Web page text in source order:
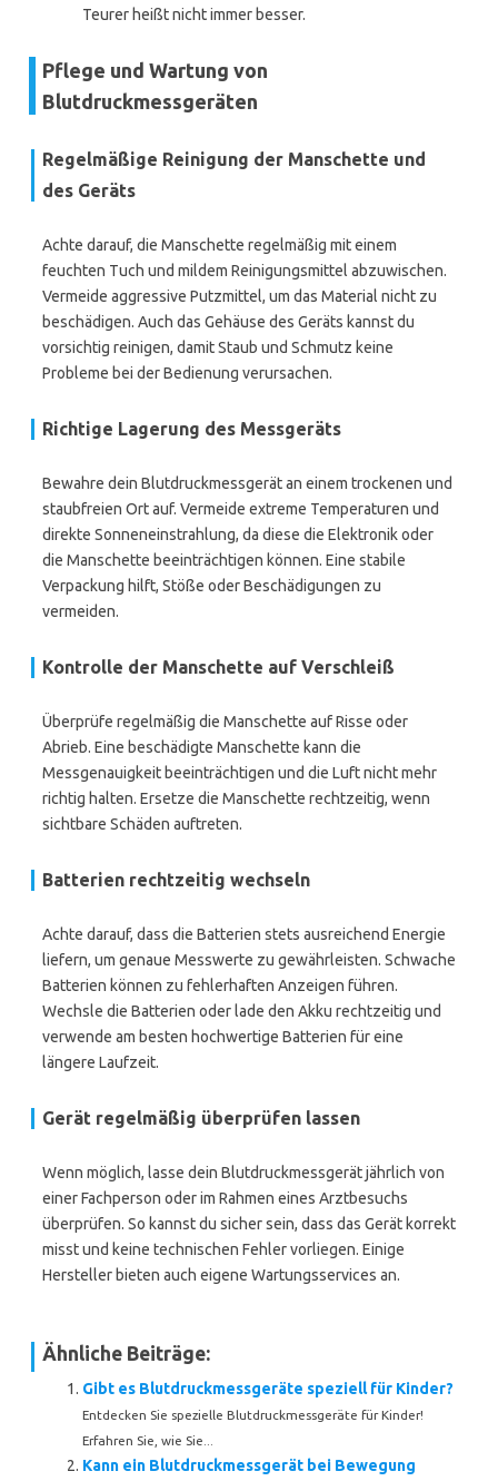
Teurer heißt nicht immer besser.
Pflege und Wartung von
Blutdruckmessgeräten
Regelmäßige Reinigung der Manschette und
des Geräts
Achte darauf, die Manschette regelmäßig mit einem
feuchten Tuch und mildem Reinigungsmittel abzuwischen.
Vermeide aggressive Putzmittel, um das Material nicht zu
beschädigen. Auch das Gehäuse des Geräts kannst du
vorsichtig reinigen, damit Staub und Schmutz keine
Probleme bei der Bedienung verursachen.
Richtige Lagerung des Messgeräts
Bewahre dein Blutdruckmessgerät an einem trockenen und
staubfreien Ort auf. Vermeide extreme Temperaturen und
direkte Sonneneinstrahlung, da diese die Elektronik oder
die Manschette beeinträchtigen können. Eine stabile
Verpackung hilft, Stöße oder Beschädigungen zu
vermeiden.
Kontrolle der Manschette auf Verschleiß
Überprüfe regelmäßig die Manschette auf Risse oder
Abrieb. Eine beschädigte Manschette kann die
Messgenauigkeit beeinträchtigen und die Luft nicht mehr
richtig halten. Ersetze die Manschette rechtzeitig, wenn
sichtbare Schäden auftreten.
Batterien rechtzeitig wechseln
Achte darauf, dass die Batterien stets ausreichend Energie
liefern, um genaue Messwerte zu gewährleisten. Schwache
Batterien können zu fehlerhaften Anzeigen führen.
Wechsle die Batterien oder lade den Akku rechtzeitig und
verwende am besten hochwertige Batterien für eine
längere Laufzeit.
Gerät regelmäßig überprüfen lassen
Wenn möglich, lasse dein Blutdruckmessgerät jährlich von
einer Fachperson oder im Rahmen eines Arztbesuchs
überprüfen. So kannst du sicher sein, dass das Gerät korrekt
misst und keine technischen Fehler vorliegen. Einige
Hersteller bieten auch eigene Wartungsservices an.
Ähnliche Beiträge:
Gibt es Blutdruckmessgeräte speziell für Kinder?
Entdecken Sie spezielle Blutdruckmessgeräte für Kinder!
Erfahren Sie, wie Sie...
Kann ein Blutdruckmessgerät bei Bewegung